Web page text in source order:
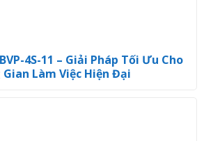
4S-11 – Giải Pháp Tối Ưu Cho
Gian Làm Việc Hiện Đại